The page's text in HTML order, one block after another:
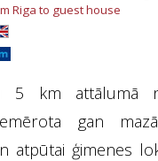
Riga to guest house
5 km attālumā
gan
atpūtai ģimenes